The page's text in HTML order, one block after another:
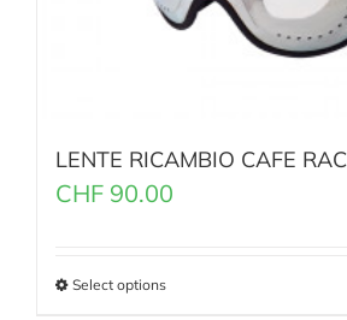
LENTE RICAMBIO CAFE
CHF 90.00
Select options